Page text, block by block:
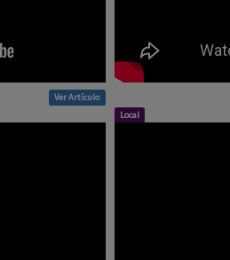
Ver Artículo
Local